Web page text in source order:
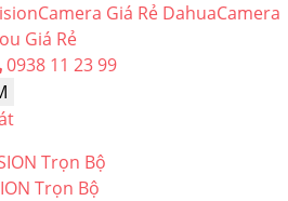
Camera Giá Rẻ DahuaCamera
Giá Rẻ
0938 11 23 99
Trọn Bộ
Trọn Bộ